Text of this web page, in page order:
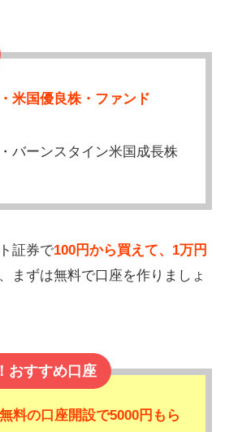
米国優良株・ファンド
バーンスタイン米国成長株
証券で100円から買えて、1万円
まずは無料で口座を作りましょ
おすすめ口座
無料の口座開設で5000円もら